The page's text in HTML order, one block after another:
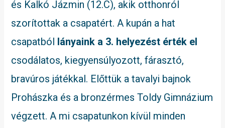
és Kalkó Jázmin (12.C), akik otthonról
szorítottak a csapatért. A kupán a hat
csapatból lányaink a 3. helyezést érték el
csodálatos, kiegyensúlyozott, fárasztó,
bravúros játékkal. Előttük a tavalyi bajnok
Prohászka és a bronzérmes Toldy Gimnázium
végzett. A mi csapatunkon kívül minden